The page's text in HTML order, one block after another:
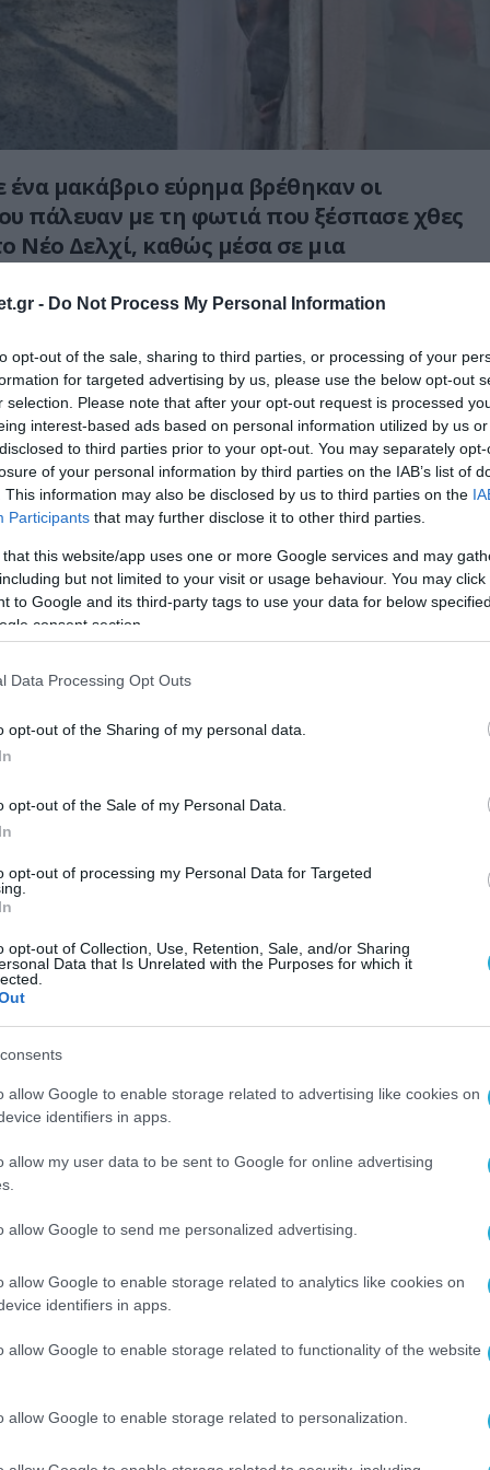
- Do Not Process My Personal Information
opt-out of the sale, sharing to third parties, or processing of your
for targeted advertising by us, please use the below opt-out
selection. Please note that after your opt-out request is processed
interest-based ads based on personal information utilized by us
to third parties prior to your opt-out. You may separately
of your personal information by third parties on the IAB’s list of
This information may also be disclosed by us to third parties on the
Participants that may further disclose it to other third parties.
that this website/app uses one or more Google services and may
but not limited to your visit or usage behaviour. You may
to Google and its third-party tags to use your data for below
consent section.
Data Processing Opt Outs
opt-out of the Sharing of my personal data.
opt-out of the Sale of my Personal Data.
opt-out of processing my Personal Data for Targeted
opt-out of Collection, Use, Retention, Sale, and/or Sharing
Data that Is Unrelated with the Purposes for which it
allow Google to enable storage related to advertising like cookies on
identifiers in apps.
allow my user data to be sent to Google for online advertising
allow Google to send me personalized advertising.
allow Google to enable storage related to analytics like cookies on
identifiers in apps.
allow Google to enable storage related to functionality of the website
allow Google to enable storage related to personalization.
μακάβριο εύρημα βρέθηκαν οι
πάλευαν με τη φωτιά που ξέσπασε χθες
Νέο Δελχί, καθώς μέσα σε μια
του στιγμές μαζί
αναφέρουν ότι η γυναίκα καθόταν στην
της καθόταν ένας άντρας σε μια καρέκλα,
την σε μια αγκαλιά.
ότι κλειδώθηκαν μέσα ελπίζοντας ότι θα
δήλωσε αξιωματούχος της
συμμετείχε στην επιχείρηση διάσωσης,
οι Hindustan Times.
from inside the Hotel Flourish Stays, in
people.pic.twitter.com/O00Rq6LkGC
— ANI (@ANI)June 4, 2026
δεν έχουν ακόμη δημοσιοποιηθεί. Αλλά οι
έχουν αναδειχθεί ως μια από τις πιο
έμεναν στο κατάλυμα δεν ήταν
είχαν ταξιδέψει στο Δελχί για ιατρική
ιδιωτικό νοσοκομείο.
ίδιοι ασθενείς. Άλλοι ήταν συγγενείς που
μαχών με ασθένειες.
βρέθηκε στην τουαλέτα μπορεί να ήταν
συνέλαβε το ζευγάρι των ιδιοκτητών,
έρευνες για πιθανές παραβιάσεις των
και των οικοδομικών κανονισμών.